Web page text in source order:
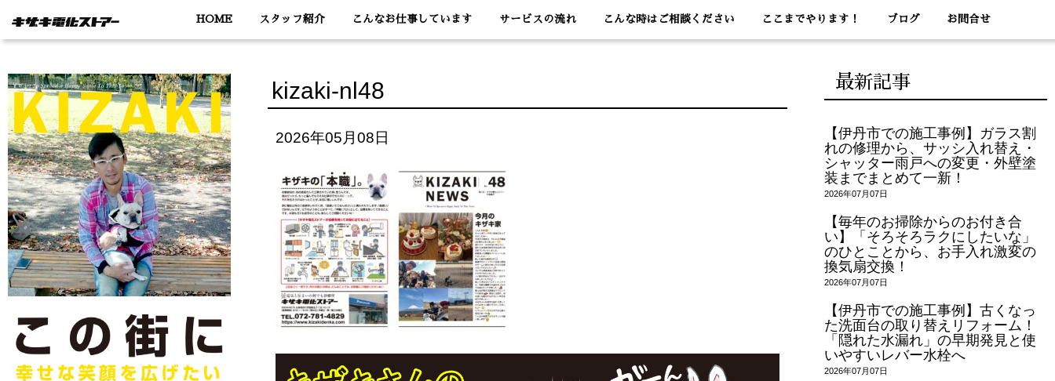
HOME スタッフ紹介 こんなお仕事しています サービスの流れ こんな時はご相談ください ここまでやります！ ブログ お問合せ
kizaki-nl48
2026年05月08日
最新記事
【伊丹市での施工事例】ガラス割
れの修理から、サッシ入れ替え・
シャッター雨戸への変更・外壁塗
装までまとめて一新！
2026年07月07日
【毎年のお掃除からのお付き合
い】「そろそろラクにしたいな」
のひとことから、お手入れ激変の
換気扇交換！
2026年07月07日
【伊丹市での施工事例】古くなっ
た洗面台の取り替えリフォーム！
「隠れた水漏れ」の早期発見と使
いやすいレバー水栓へ
2026年07月07日